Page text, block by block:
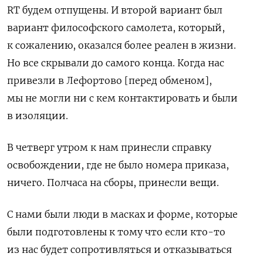
RT будем отпущены. И второй вариант был
вариант философского самолета, который,
к сожалению, оказался более реален в жизни.
Но все скрывали до самого конца. Когда нас
привезли в Лефортово [перед обменом],
мы не могли ни с кем контактировать и были
в изоляции.
В четверг утром к нам принесли справку
освобождении, где не было номера приказа,
ничего. Полчаса на сборы, принесли вещи.
С нами были люди в масках и форме, которые
были подготовлены к тому что если кто-то
из нас будет сопротивляться и отказываться